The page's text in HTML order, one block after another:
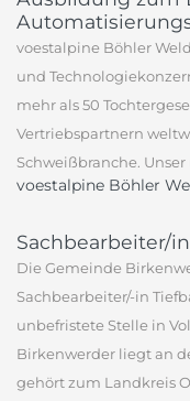
voestalpine Böhler
und
mehr als 50
Vertriebspartnern
Schweißbranche.
voestalpine Böhler
Sachbearbeiter/
Die Gemeinde
Sachbearbeiter/-in
unbefristete Stelle in
Birkenwerder liegt an
gehört zum Landkreis